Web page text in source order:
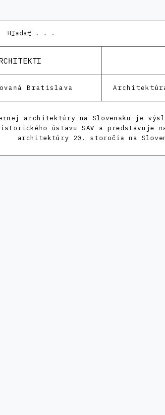
Bratislava
architektúry na Slovensku je
ústavu SAV a predstavuje
architektúry 20. storočia na